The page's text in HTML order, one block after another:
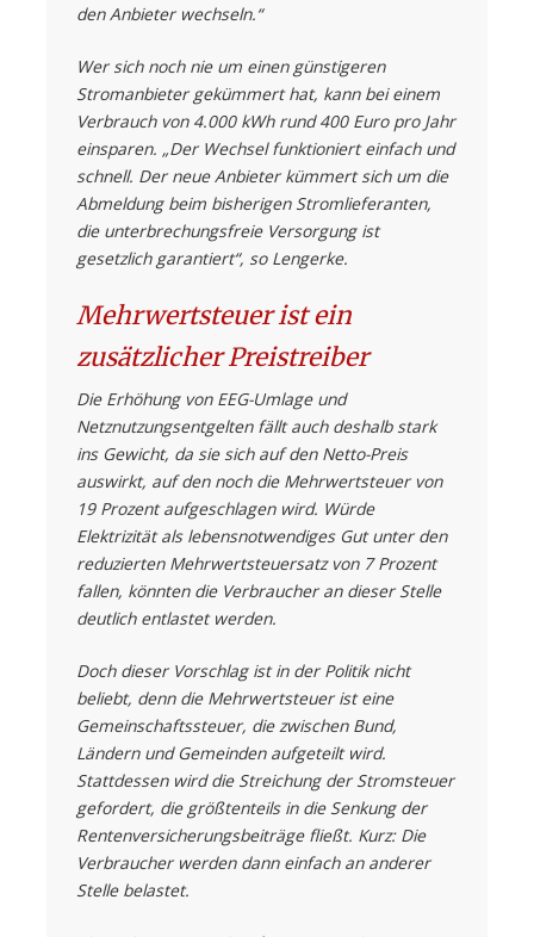
den Anbieter wechseln.“
Wer sich noch nie um einen günstigeren
Stromanbieter gekümmert hat, kann bei einem
Verbrauch von 4.000 kWh rund 400 Euro pro Jahr
einsparen. „Der Wechsel funktioniert einfach und
schnell. Der neue Anbieter kümmert sich um die
Abmeldung beim bisherigen Stromlieferanten,
die unterbrechungsfreie Versorgung ist
gesetzlich garantiert“, so Lengerke.
Mehrwertsteuer ist ein
zusätzlicher Preistreiber
Die Erhöhung von EEG-Umlage und
Netznutzungsentgelten fällt auch deshalb stark
ins Gewicht, da sie sich auf den Netto-Preis
auswirkt, auf den noch die Mehrwertsteuer von
19 Prozent aufgeschlagen wird. Würde
Elektrizität als lebensnotwendiges Gut unter den
reduzierten Mehrwertsteuersatz von 7 Prozent
fallen, könnten die Verbraucher an dieser Stelle
deutlich entlastet werden.
Doch dieser Vorschlag ist in der Politik nicht
beliebt, denn die Mehrwertsteuer ist eine
Gemeinschaftssteuer, die zwischen Bund,
Ländern und Gemeinden aufgeteilt wird.
Stattdessen wird die Streichung der Stromsteuer
gefordert, die größtenteils in die Senkung der
Rentenversicherungsbeiträge fließt. Kurz: Die
Verbraucher werden dann einfach an anderer
Stelle belastet.